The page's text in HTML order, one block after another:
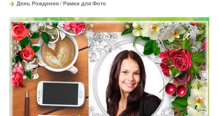
День Рождения / Рамки для Фото